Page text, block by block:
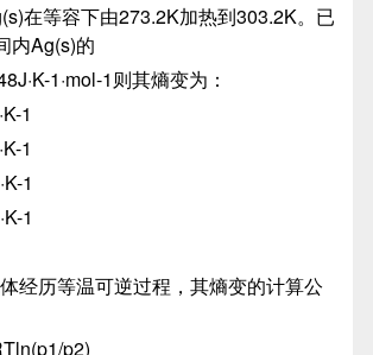
等容下由273.2K加热到303.2K。已
内Ag(s)的
1·mol-1则其熵变为：
1
1
1
1
历等温可逆过程，其熵变的计算公
p2)